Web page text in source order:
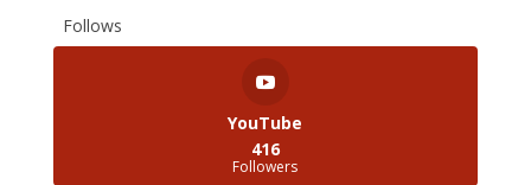
Follows
YouTube
416
Followers